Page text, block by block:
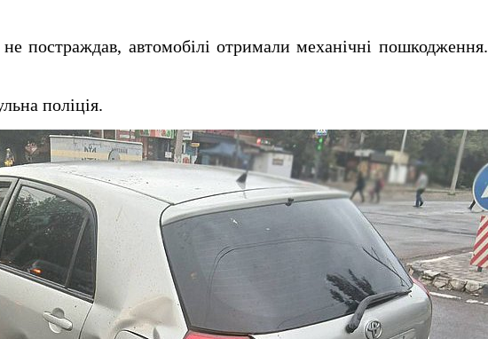
постраждав, автомобілі отримали механічні пошкодження.
поліція.